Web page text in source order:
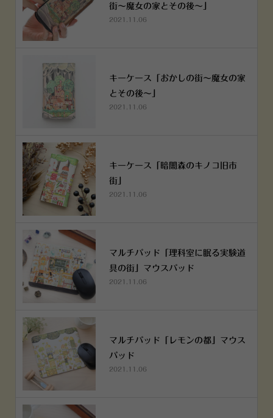
街～魔女の家とその後～」
2021.11.06
キーケース「おかしの街～魔女の家
とその後～」
2021.11.06
キーケース「暗闇森のキノコ旧市
街」
2021.11.06
マルチパッド「理科室に眠る実験道
具の街」マウスパッド
2021.11.06
マルチパッド「レモンの都」マウス
パッド
2021.11.06